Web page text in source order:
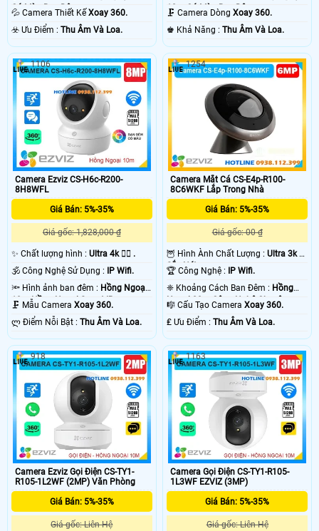
Có Màu Ban Ðêm.
💦 Camera Thiết KếXoay 360.
️☣️ Ưu Điểm : Thu Âm Và Loa.
10m Có Màu Ban Ðêm.
🗜️ Camera DòngXoay 360.
️♚ Khả Năng :Thu Âm Và Loa.
Camera Ezviz CS-H6c-R200-
8H8WFL
Giá Bán: 5%-35%
Giá gốc: 1,828,000 ₫
✨ Chất lượng hình : Ultra 4k 👍🏾 .
🕉️ Công Nghệ Sử Dụng :
IP Wifi.
🔦 Hình ảnh ban đêm : Hồng Ngoại
10m Hồng Ngoại Smart IR.
🗜️ Mẫu Camera Xoay 360.
️ლ Điểm Nỗi Bật : Thu Âm Và Loa.
1106
Camera Mắt Cá CS-E4p-R100-
8C6WKF Lắp Trong Nhà
Giá Bán: 5%-35%
Giá gốc: 00 ₫
🦉 Hình Ành Chất Lượng :Ultra 3k +
Sắc Nét .
🏆 Công Nghệ :
IP Wifi.
❈ Khoảng Cách Ban Đêm : Hồng
Ngoại 20m Công Nghệ Chuyên
🎼️ Cấu Tạo CameraXoay 360.
️₤ Ưu Điểm :Thu Âm Và Loa.
1254
Camera Ezviz Gọi Điện CS-TY1-
R105-1L2WF (2MP) Văn Phòng
Giá Bán: 5%-35%
Giá gốc: Liên Hệ
918
Camera Gọi Điện CS-TY1-R105-
1L3WF EZVIZ (3MP)
Giá Bán: 5%-35%
Giá gốc: Liên Hệ
1163